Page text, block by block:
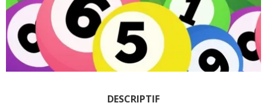
Les visites accompagnées
L'espace Georges Rouquier
à Goutrens
Nos Campagnes Autrefois à
Goutrens
DESCRIPTIF